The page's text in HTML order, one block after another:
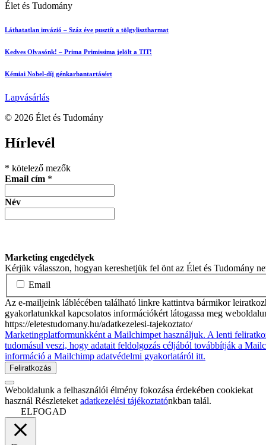
Élet és Tudomány
Láthatatlan invázió – Száz éve pusztít a tölgylisztharmat
Kedves Olvasónk! – Prima Primissima jelölt a TIT!
Kémiai Nobel-díj génkarbantartásért
Lapvásárlás
© 2026 Élet és Tudomány
facebook-
1
youtube-
1
email
Hírlevél
* kötelező mezők
Email cím *
Név
Marketing engedélyek
Kérjük válasszon, hogyan kereshetjük fel önt az Élet és Tudomány
Email
Az e-mailjeink láblécében található linkre kattintva bármikor
gyakorlatunkkal kapcsolatos információkért látogassa meg
https://eletestudomany.hu/adatkezelesi-tajekoztato/
Marketingplatformunkként a Mailchimpet használjuk. A lenti
tudomásul veszi, hogy adatait feldolgozás céljából továbbítják a
információ a Mailchimp adatvédelmi gyakorlatáról itt.
Weboldalunk a felhasználói élmény fokozása érdekében cookiekat
használ Részleteket adatkezelési tájékoztatónkban talál.
ELFOGAD